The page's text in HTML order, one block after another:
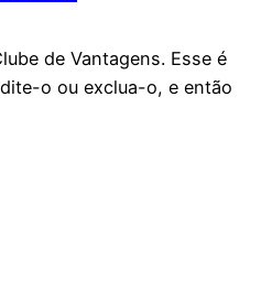
de Vantagens. Esse é
o ou exclua-o, e então